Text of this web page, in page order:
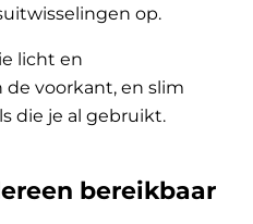
op.
licht en
voorkant, en slim
die je al gebruikt.
bereikbaar